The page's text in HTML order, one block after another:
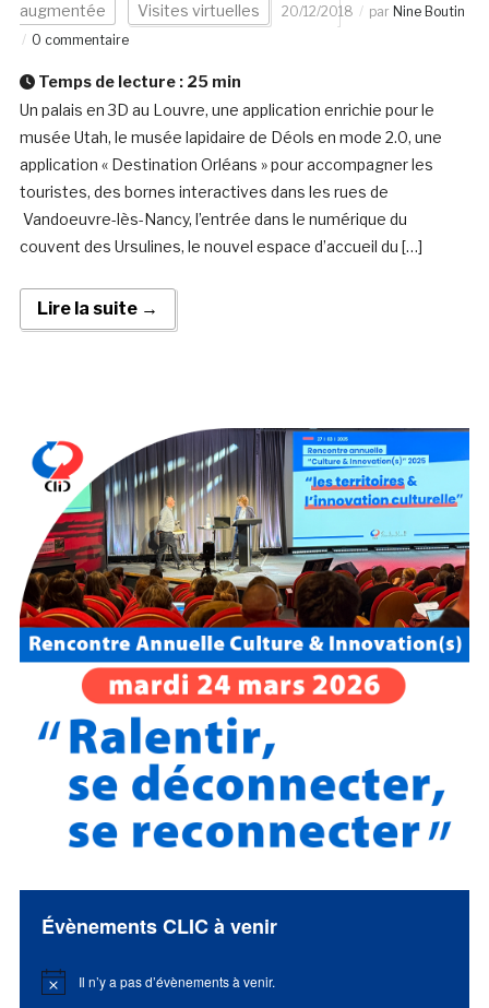
augmentée Visites virtuelles 20/12/2018 par Nine Boutin
0 commentaire
Temps de lecture : 25 min
Un palais en 3D au Louvre, une application enrichie pour le
musée Utah, le musée lapidaire de Déols en mode 2.0, une
application « Destination Orléans » pour accompagner les
touristes, des bornes interactives dans les rues de
Vandoeuvre-lès-Nancy, l’entrée dans le numérique du
couvent des Ursulines, le nouvel espace d’accueil du […]
Lire la suite →
Évènements CLIC à venir
Notice Il n’y a pas d’évènements à venir.